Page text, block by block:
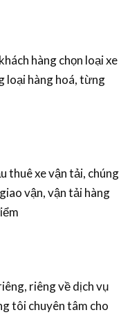
hàng chọn loại xe
loại hàng hoá, từng
thuê xe vận tải, chúng
vận, vận tải hàng
riêng về dịch vụ
tôi chuyên tâm cho